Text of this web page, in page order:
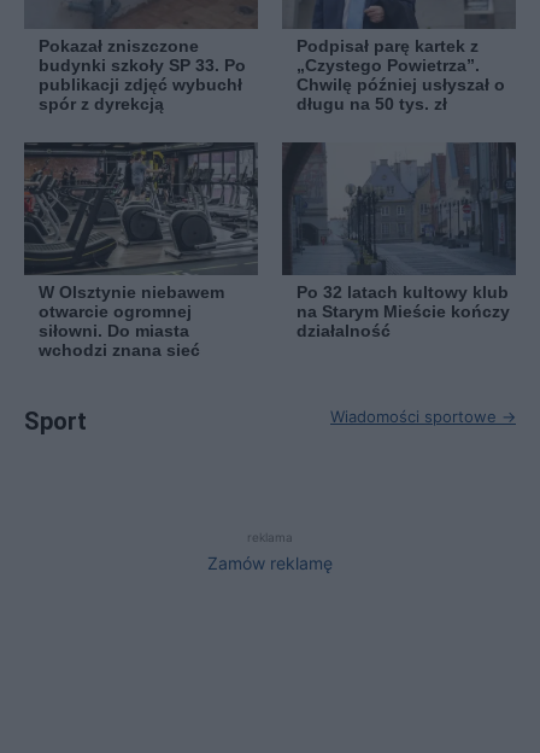
Pokazał zniszczone
budynki szkoły SP 33. Po
publikacji zdjęć wybuchł
spór z dyrekcją
Podpisał parę kartek z
„Czystego Powietrza”.
Chwilę później usłyszał o
długu na 50 tys. zł
W Olsztynie niebawem
otwarcie ogromnej
siłowni. Do miasta
wchodzi znana sieć
Po 32 latach kultowy klub
na Starym Mieście kończy
działalność
Sport Wiadomości sportowe →
reklama
Zamów reklamę